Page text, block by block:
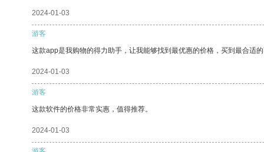
2024-01-03
游客
这款app是我购物的得力助手，让我能够找到最优惠的价格，买到最合适
2024-01-03
游客
这款软件的价格非常实惠，值得推荐。
2024-01-03